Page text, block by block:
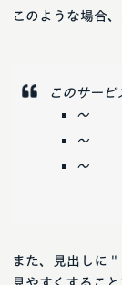
このような場合
このサービ
〜
〜
〜
また、見出しに